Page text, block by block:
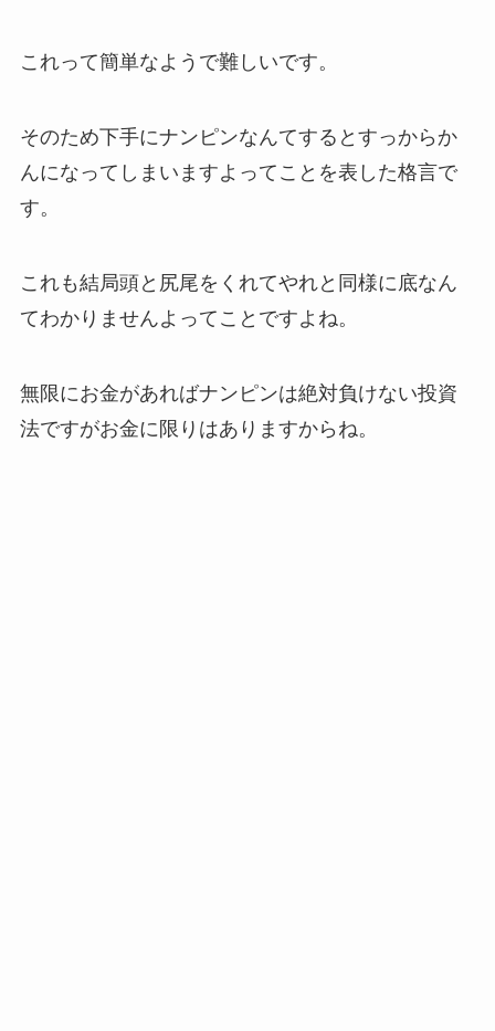
これって簡単なようで難しいです。
そのため下手にナンピンなんてするとすっからか
んになってしまいますよってことを表した格言で
す。
これも結局頭と尻尾をくれてやれと同様に底なん
てわかりませんよってことですよね。
無限にお金があればナンピンは絶対負けない投資
法ですがお金に限りはありますからね。